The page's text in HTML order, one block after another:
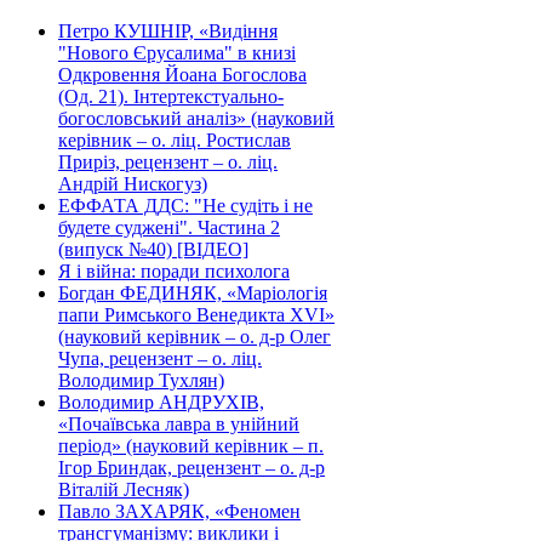
Петро КУШНІР, «Видіння
"Нового Єрусалима" в книзі
Одкровення Йоана Богослова
(Од. 21). Інтертекстуально-
богословський аналіз» (науковий
керівник – о. ліц. Ростислав
Приріз, рецензент – о. ліц.
Андрій Нискогуз)
ЕФФАТА ДДС: "Не судіть і не
будете суджені". Частина 2
(випуск №40) [ВІДЕО]
Я і війна: поради психолога
Богдан ФЕДИНЯК, «Маріологія
папи Римського Венедикта XVI»
(науковий керівник – о. д-р Олег
Чупа, рецензент – о. ліц.
Володимир Тухлян)
Володимир АНДРУХІВ,
«Почаївська лавра в унійний
період» (науковий керівник – п.
Ігор Бриндак, рецензент – о. д-р
Віталій Лесняк)
Павло ЗАХАРЯК, «Феномен
трансгуманізму: виклики і